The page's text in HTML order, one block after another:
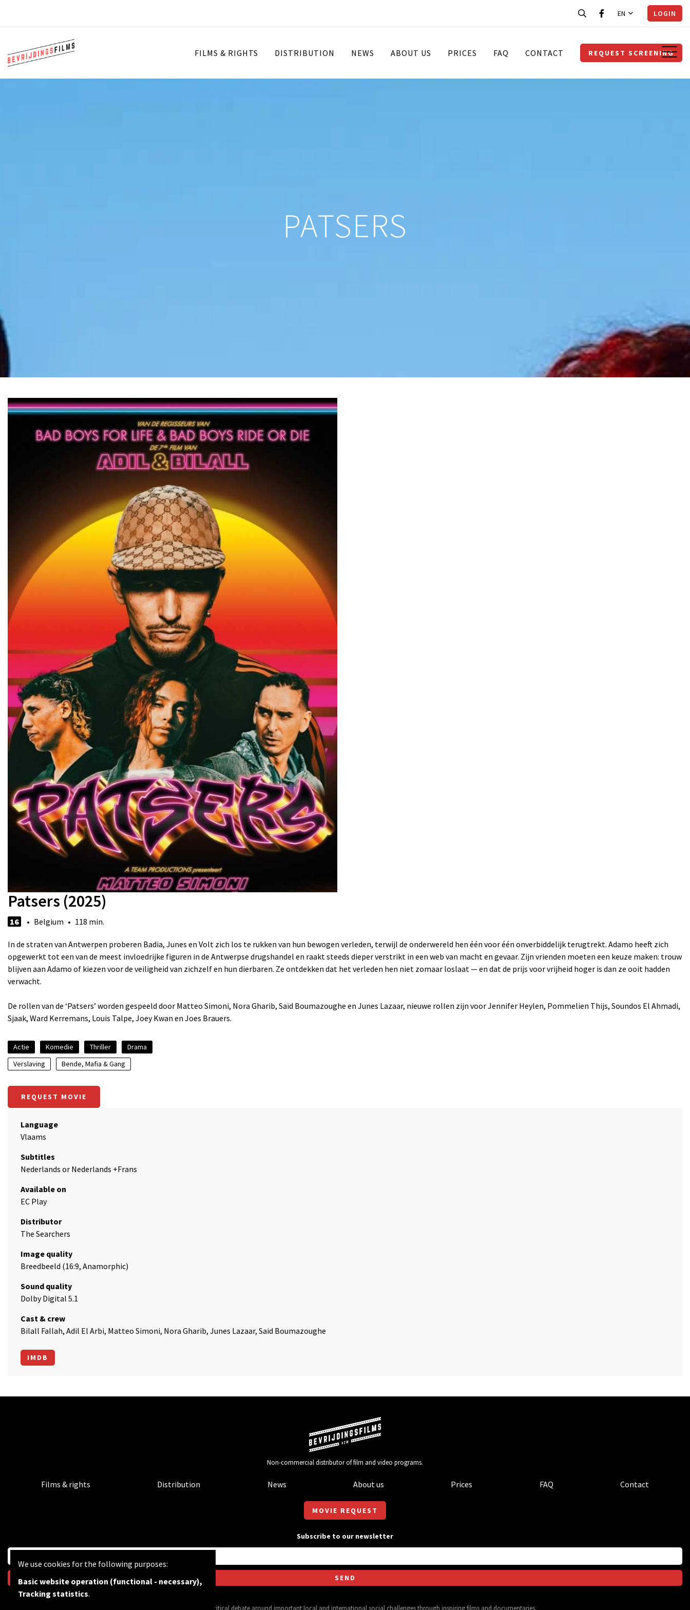
EN LOGIN
FILMS & RIGHTS DISTRIBUTION NEWS ABOUT US PRICES FAQ CONTACT REQUEST SCREENING
PATSERS
Patsers (2025)
16 • Belgium • 118 min.
In de straten van Antwerpen proberen Badia, Junes en Volt zich los te rukken van hun bewogen verleden, terwijl de onderwereld hen één voor één onverbiddelijk terugtrekt. Adamo heeft zich
opgewerkt tot een van de meest invloedrijke figuren in de Antwerpse drugshandel en raakt steeds dieper verstrikt in een web van macht en gevaar. Zijn vrienden moeten een keuze maken: trouw
blijven aan Adamo of kiezen voor de veiligheid van zichzelf en hun dierbaren. Ze ontdekken dat het verleden hen niet zomaar loslaat — en dat de prijs voor vrijheid hoger is dan ze ooit hadden
verwacht.
De rollen van de ‘Patsers’ worden gespeeld door Matteo Simoni, Nora Gharib, Saïd Boumazoughe en Junes Lazaar, nieuwe rollen zijn voor Jennifer Heylen, Pommelien Thijs, Soundos El Ahmadi,
Sjaak, Ward Kerremans, Louis Talpe, Joey Kwan en Joes Brauers.
Actie Komedie Thriller
Drama
Verslaving
Bende, Mafia & Gang
REQUEST MOVIE
Language
Vlaams
Subtitles
Nederlands or Nederlands +Frans
Available on
EC Play
Distributor
The Searchers
Image quality
Breedbeeld (16:9, Anamorphic)
Sound quality
Dolby Digital 5.1
Cast & crew
Bilall Fallah, Adil El Arbi, Matteo Simoni, Nora Gharib, Junes Lazaar, Said Boumazoughe
IMDB
Non-commercial distributor of film and video programs.
Films & rights Distribution News About us Prices FAQ Contact
MOVIE REQUEST
Subscribe to our newsletter
BF wants to feed the critical debate around important local and international social challenges through inspiring films and documentaries.
We use cookies for the following purposes:
Basic website operation (functional - necessary),
Tracking statistics.